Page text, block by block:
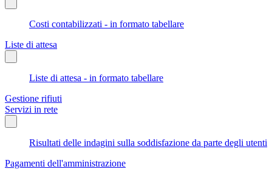
Costi contabilizzati - in formato tabellare
Liste di attesa
Liste di attesa - in formato tabellare
Gestione rifiuti
Servizi in rete
Risultati delle indagini sulla soddisfazione da parte degli utenti
Pagamenti dell'amministrazione